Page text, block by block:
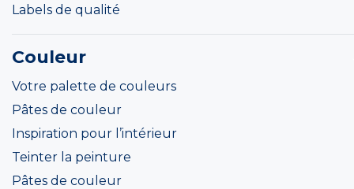
Labels de qualité
Couleur
Votre palette de couleurs
Pâtes de couleur
Inspiration pour l’intérieur
Teinter la peinture
Pâtes de couleur